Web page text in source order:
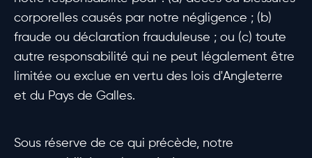
corporelles causés par notre négligence ; (b)
fraude ou déclaration frauduleuse ; ou (c) toute
autre responsabilité qui ne peut légalement être
limitée ou exclue en vertu des lois d'Angleterre
et du Pays de Galles.
Sous réserve de ce qui précède, notre